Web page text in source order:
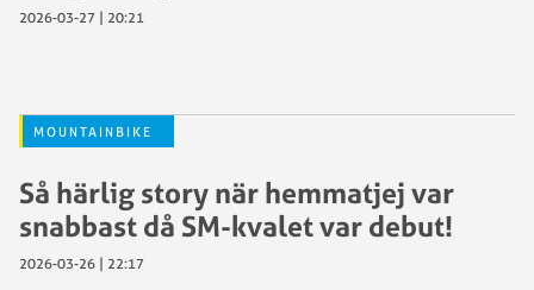
2026-03-27 | 20:21
MOUNTAINBIKE
Så härlig story när hemmatjej var
snabbast då SM-kvalet var debut!
2026-03-26 | 22:17